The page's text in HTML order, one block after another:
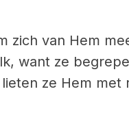
zich van Hem
want ze
ze Hem met